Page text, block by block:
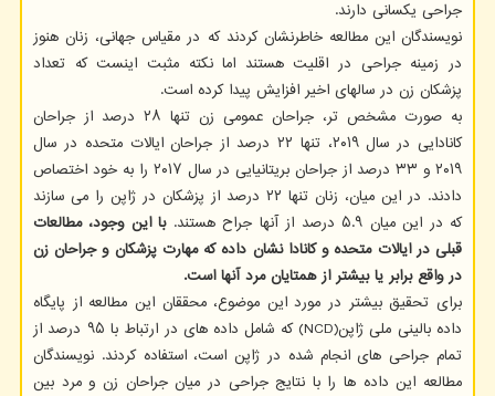
جراحی یکسانی دارند.
نویسندگان این مطالعه خاطرنشان کردند که در مقیاس جهانی، زنان هنوز
در زمینه جراحی در اقلیت هستند اما نکته مثبت اینست که تعداد
پزشکان زن در سالهای اخیر افزایش پیدا کرده است.
به صورت مشخص تر، جراحان عمومی زن تنها ۲۸ درصد از جراحان
کانادایی در سال ۲۰۱۹، تنها ۲۲ درصد از جراحان ایالات متحده در سال
۲۰۱۹ و ۳۳ درصد از جراحان بریتانیایی در سال ۲۰۱۷ را به خود اختصاص
دادند. در این میان، زنان تنها ۲۲ درصد از پزشکان در ژاپن را می سازند
که در این میان ۵.۹ درصد از آنها جراح هستند.
با این وجود، مطالعات
قبلی در ایالات متحده و کانادا نشان داده که مهارت پزشکان و جراحان زن
در واقع برابر یا بیشتر از همتایان مرد آنها است.
برای تحقیق بیشتر در مورد این موضوع، محققان این مطالعه از پایگاه
داده بالینی ملی ژاپن(NCD) که شامل داده های در ارتباط با ۹۵ درصد از
تمام جراحی های انجام شده در ژاپن است، استفاده کردند. نویسندگان
مطالعه این داده ها را با نتایج جراحی در میان جراحان زن و مرد بین